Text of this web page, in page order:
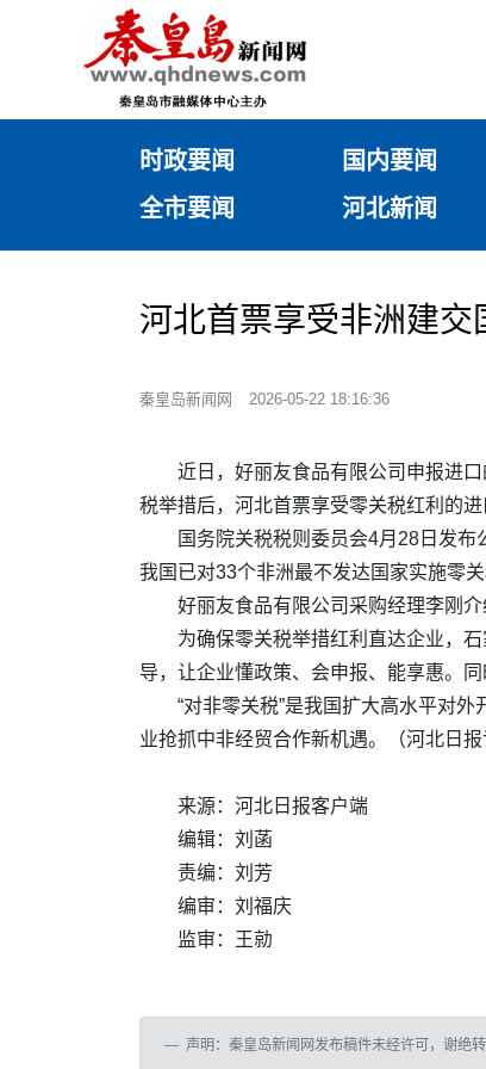
时政要闻 国内要闻
全市要闻
河北新闻
河北首票享受非洲建
秦皇岛新闻网 2026-05-22 18:16:36
近日，好丽友食品有限公司申报进
税举措后，河北首票享受零关税红利的进
国务院关税税则委员会4月28日发
我国已对33个非洲最不发达国家实施零关
好丽友食品有限公司采购经理李刚
为确保零关税举措红利直达企业，
导，让企业懂政策、会申报、能享惠。
“对非零关税”是我国扩大高水平对
业抢抓中非经贸合作新机遇。（河北日报
来源：河北日报客户端
编辑：刘菡
责编：刘芳
编审：刘福庆
监审：王勍
声明：秦皇岛新闻网发布稿件未经许可，谢绝